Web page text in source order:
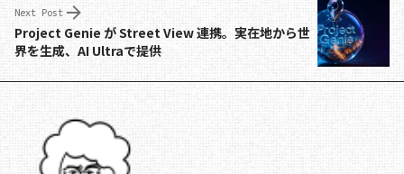
k
Next Post
Project Genie が Street View 連携。実在地から世
界を生成、AI Ultraで提供